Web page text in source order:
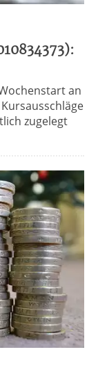
an
zugelegt